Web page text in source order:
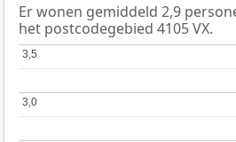
Er wonen gemiddeld 2,9
het postcodegebied 4105 VX.
3,0
3,0
3,5
3,5